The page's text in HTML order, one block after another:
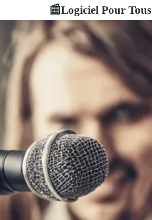
📰Logiciel Pour Tous